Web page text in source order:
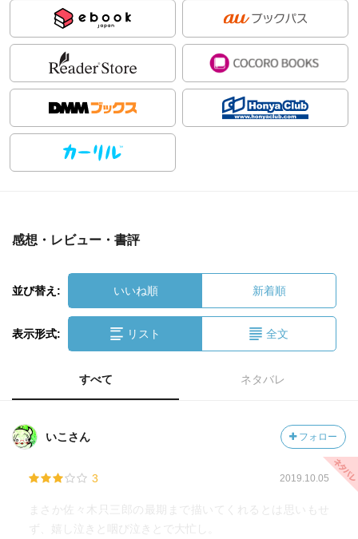
感想・レビュー・書評
並び替え: いいね順 新着順
表示形式: リスト 全文
すべて ネタバレ
いこさん フォロー
3 2019.10.05
まさか佐々木只三郎の最期まで描いてくれるとは思いもせ
ず、嬉し泣きと咽び泣きとで大忙し。